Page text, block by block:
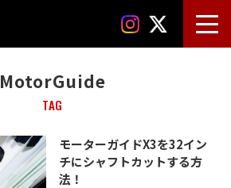
MotorGuide
TAG
モーターガイドX3を32イン
チにシャフトカットする方
法！